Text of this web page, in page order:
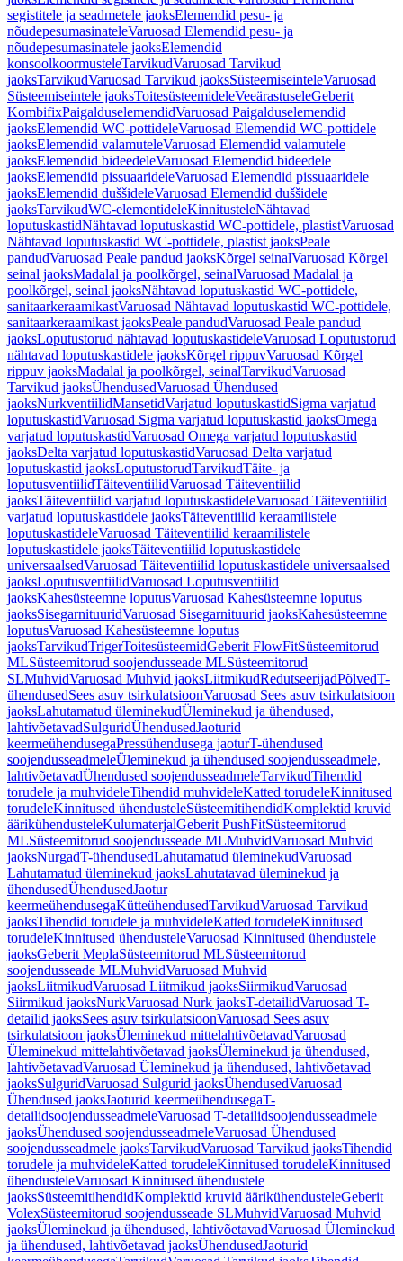
segistitele ja seadmetele jaoksElemendid pesu- ja
nõudepesumasinateleVaruosad Elemendid pesu- ja
nõudepesumasinatele jaoksElemendid
konsoolkoormusteleTarvikudVaruosad Tarvikud
jaoksTarvikudVaruosad Tarvikud jaoksSüsteemiseinteleVaruosad
Süsteemiseintele jaoksToitesüsteemideleVeeärastuseleGeberit
KombifixPaigalduselemendidVaruosad Paigalduselemendid
jaoksElemendid WC-pottideleVaruosad Elemendid WC-pottidele
jaoksElemendid valamuteleVaruosad Elemendid valamutele
jaoksElemendid bideedeleVaruosad Elemendid bideedele
jaoksElemendid pissuaarideleVaruosad Elemendid pissuaaridele
jaoksElemendid duššideleVaruosad Elemendid duššidele
jaoksTarvikudWC-elementideleKinnitusteleNähtavad
loputuskastidNähtavad loputuskastid WC-pottidele, plastistVaruosad
Nähtavad loputuskastid WC-pottidele, plastist jaoksPeale
pandudVaruosad Peale pandud jaoksKõrgel seinalVaruosad Kõrgel
seinal jaoksMadalal ja poolkõrgel, seinalVaruosad Madalal ja
poolkõrgel, seinal jaoksNähtavad loputuskastid WC-pottidele,
sanitaarkeraamikastVaruosad Nähtavad loputuskastid WC-pottidele,
sanitaarkeraamikast jaoksPeale pandudVaruosad Peale pandud
jaoksLoputustorud nähtavad loputuskastideleVaruosad Loputustorud
nähtavad loputuskastidele jaoksKõrgel rippuvVaruosad Kõrgel
rippuv jaoksMadalal ja poolkõrgel, seinalTarvikudVaruosad
Tarvikud jaoksÜhendusedVaruosad Ühendused
jaoksNurkventiilidMansetidVarjatud loputuskastidSigma varjatud
loputuskastidVaruosad Sigma varjatud loputuskastid jaoksOmega
varjatud loputuskastidVaruosad Omega varjatud loputuskastid
jaoksDelta varjatud loputuskastidVaruosad Delta varjatud
loputuskastid jaoksLoputustorudTarvikudTäite- ja
loputusventiilidTäiteventiilidVaruosad Täiteventiilid
jaoksTäiteventiilid varjatud loputuskastideleVaruosad Täiteventiilid
varjatud loputuskastidele jaoksTäiteventiilid keraamilistele
loputuskastideleVaruosad Täiteventiilid keraamilistele
loputuskastidele jaoksTäiteventiilid loputuskastidele
universaalsedVaruosad Täiteventiilid loputuskastidele universaalsed
jaoksLoputusventiilidVaruosad Loputusventiilid
jaoksKahesüsteemne loputusVaruosad Kahesüsteemne loputus
jaoksSisegarnituuridVaruosad Sisegarnituurid jaoksKahesüsteemne
loputusVaruosad Kahesüsteemne loputus
jaoksTarvikudTrigerToitesüsteemidGeberit FlowFitSüsteemitorud
MLSüsteemitorud soojendusseade MLSüsteemitorud
SLMuhvidVaruosad Muhvid jaoksLiitmikudRedutseerijadPõlvedT-
ühendusedSees asuv tsirkulatsioonVaruosad Sees asuv tsirkulatsioon
jaoksLahutamatud üleminekudÜleminekud ja ühendused,
lahtivõetavadSulguridÜhendusedJaoturid
keermeühendusegaPressühendusega jaoturT-ühendused
soojendusseadmeleÜleminekud ja ühendused soojendusseadmele,
lahtivõetavadÜhendused soojendusseadmeleTarvikudTihendid
torudele ja muhvideleTihendid muhvideleKatted torudeleKinnitused
torudeleKinnitused ühendusteleSüsteemitihendidKomplektid kruvid
äärikühendusteleKulumaterjalGeberit PushFitSüsteemitorud
MLSüsteemitorud soojendusseade MLMuhvidVaruosad Muhvid
jaoksNurgadT-ühendusedLahutamatud üleminekudVaruosad
Lahutamatud üleminekud jaoksLahutatavad üleminekud ja
ühendusedÜhendusedJaotur
keermeühendusegaKütteühendusedTarvikudVaruosad Tarvikud
jaoksTihendid torudele ja muhvideleKatted torudeleKinnitused
torudeleKinnitused ühendusteleVaruosad Kinnitused ühendustele
jaoksGeberit MeplaSüsteemitorud MLSüsteemitorud
soojendusseade MLMuhvidVaruosad Muhvid
jaoksLiitmikudVaruosad Liitmikud jaoksSiirmikudVaruosad
Siirmikud jaoksNurkVaruosad Nurk jaoksT-detailidVaruosad T-
detailid jaoksSees asuv tsirkulatsioonVaruosad Sees asuv
tsirkulatsioon jaoksÜleminekud mittelahtivõetavadVaruosad
Üleminekud mittelahtivõetavad jaoksÜleminekud ja ühendused,
lahtivõetavadVaruosad Üleminekud ja ühendused, lahtivõetavad
jaoksSulguridVaruosad Sulgurid jaoksÜhendusedVaruosad
Ühendused jaoksJaoturid keermeühendusegaT-
detailidsoojendusseadmeleVaruosad T-detailidsoojendusseadmele
jaoksÜhendused soojendusseadmeleVaruosad Ühendused
soojendusseadmele jaoksTarvikudVaruosad Tarvikud jaoksTihendid
torudele ja muhvideleKatted torudeleKinnitused torudeleKinnitused
ühendusteleVaruosad Kinnitused ühendustele
jaoksSüsteemitihendidKomplektid kruvid äärikühendusteleGeberit
VolexSüsteemitorud soojendusseade SLMuhvidVaruosad Muhvid
jaoksÜleminekud ja ühendused, lahtivõetavadVaruosad Üleminekud
ja ühendused, lahtivõetavad jaoksÜhendusedJaoturid